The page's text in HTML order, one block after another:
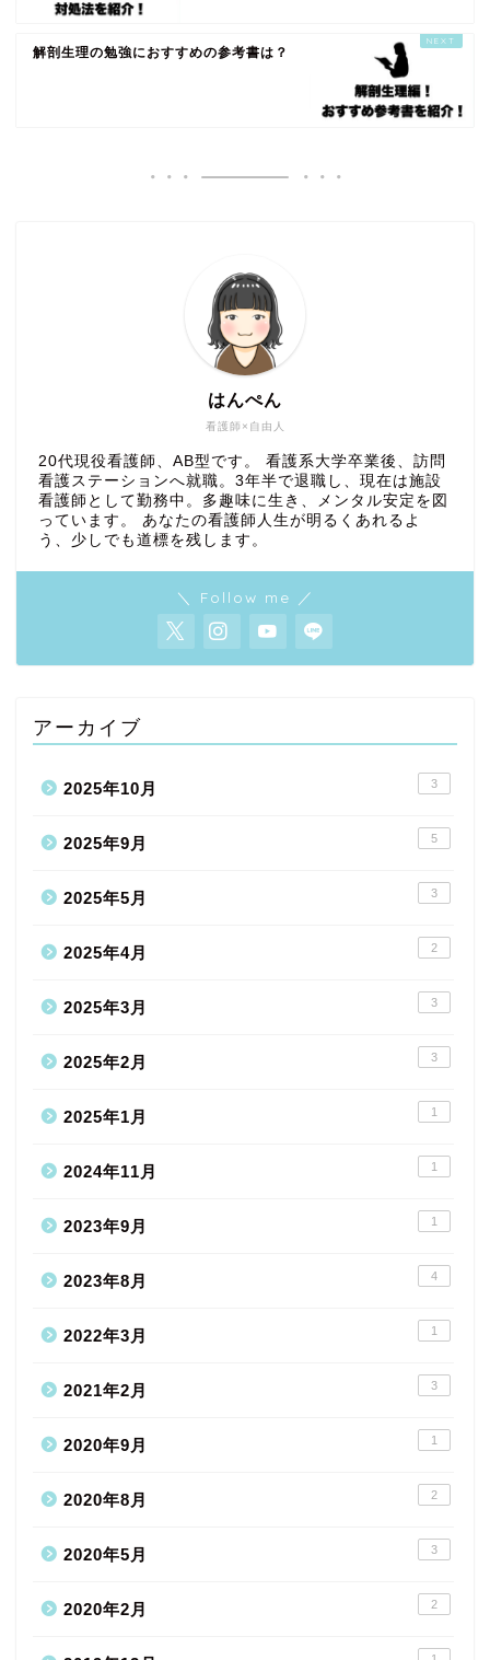
解剖生理の勉強におすすめの参考書は？
看護師×自由人
はんぺん
20代現役看護師、AB型です。 看護系大学卒業後、訪問
看護ステーションへ就職。3年半で退職し、現在は施設
看護師として勤務中。多趣味に生き、メンタル安定を図
っています。 あなたの看護師人生が明るくあれるよ
う、少しでも道標を残します。
＼ Follow me ／
アーカイブ
2025年10月 3
2025年9月 5
2025年5月 3
2025年4月 2
2025年3月 3
2025年2月 3
2025年1月 1
2024年11月 1
2023年9月 1
2023年8月 4
2022年3月 1
2021年2月 3
2020年9月 1
2020年8月 2
2020年5月 3
2020年2月 2